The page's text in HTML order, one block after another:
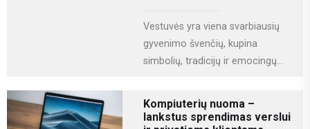
Vestuvės yra viena svarbiausių
gyvenimo švenčių, kupina
simbolių, tradicijų ir emocingų
vestuvių...
Kompiuterių nuoma –
lankstus sprendimas verslui